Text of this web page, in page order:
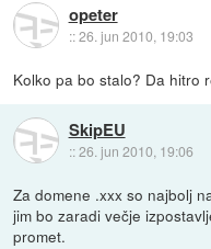
opeter
::26. jun 2010, 19:03
Kolko pa bo stalo? Da hitro
SkipEU
::26. jun 2010, 19:06
Za domene .xxx so najbolj
jim bo zaradi večje
promet.